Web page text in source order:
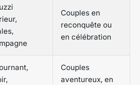
Couples en
reconquête ou
en célébration
Couples
aventureux, en